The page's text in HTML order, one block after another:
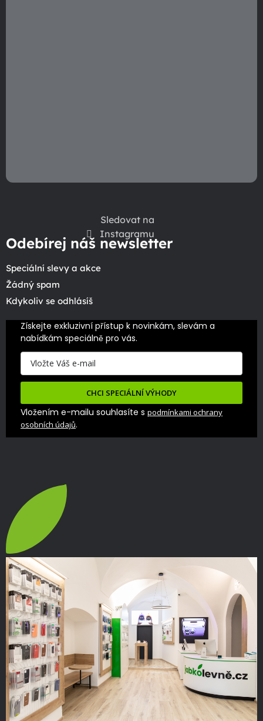
Sledovat na
Instagramu
Odebírej náš newsletter
Speciální slevy a akce
Žádný spam
Kdykoliv se odhlásíš
Získejte exkluzivní přístup k novinkám, slevám a
nabídkám speciálně pro vás.
CHCI SPECIÁLNÍ VÝHODY
Vložením e-mailu souhlasíte s podmínkami ochrany
osobních údajů.